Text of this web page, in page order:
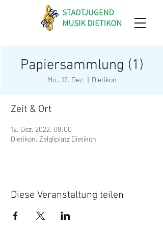
Papiersammlung (1)
Mo., 12. Dez.
  |
Dietikon
Zeit & Ort
12. Dez. 2022, 08:00
Dietikon, Zelgliplatz Dietikon
Diese Veranstaltung teilen